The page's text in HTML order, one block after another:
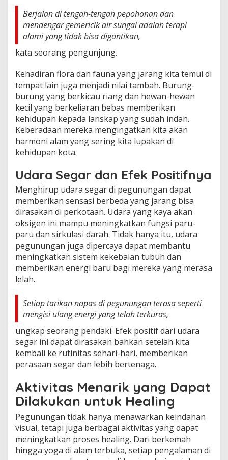
Berjalan di tengah-tengah pepohonan dan
mendengar gemericik air sungai adalah terapi
alami yang tidak bisa digantikan,
kata seorang pengunjung.
Kehadiran flora dan fauna yang jarang kita temui di
tempat lain juga menjadi nilai tambah. Burung-
burung yang berkicau riang dan hewan-hewan
kecil yang berkeliaran bebas memberikan
kehidupan kepada lanskap yang sudah indah.
Keberadaan mereka mengingatkan kita akan
harmoni alam yang sering kita lupakan di
kehidupan kota.
Udara Segar dan Efek Positifnya
Menghirup udara segar di pegunungan dapat
memberikan sensasi berbeda yang jarang bisa
dirasakan di perkotaan. Udara yang kaya akan
oksigen ini mampu meningkatkan fungsi paru-
paru dan sirkulasi darah. Tidak hanya itu, udara
pegunungan juga dipercaya dapat membantu
meningkatkan sistem kekebalan tubuh dan
memberikan energi baru bagi mereka yang merasa
lelah.
Setiap tarikan napas di pegunungan terasa seperti
mengisi ulang energi yang telah terkuras,
ungkap seorang pendaki. Efek positif dari udara
segar ini dapat dirasakan bahkan setelah kita
kembali ke rutinitas sehari-hari, memberikan
perasaan segar dan lebih bertenaga.
Aktivitas Menarik yang Dapat
Dilakukan untuk Healing
Pegunungan tidak hanya menawarkan keindahan
visual, tetapi juga berbagai aktivitas yang dapat
meningkatkan proses healing. Dari berkemah
hingga yoga di alam terbuka, setiap pengalaman di